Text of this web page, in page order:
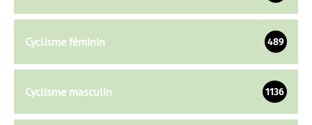
Cyclisme féminin 489
Cyclisme masculin 1136